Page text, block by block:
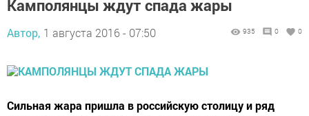
Камполянцы ждут спада жары
Автор, 1 августа 2016 - 07:50 935 0 0
Сильная жара пришла в российскую столицу и ряд